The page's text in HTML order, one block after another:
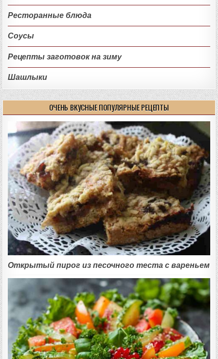
Ресторанные блюда
Соусы
Рецепты заготовок на зиму
Шашлыки
ОЧЕНЬ ВКУСНЫЕ ПОПУЛЯРНЫЕ РЕЦЕПТЫ
Открытый пирог из песочного теста с вареньем